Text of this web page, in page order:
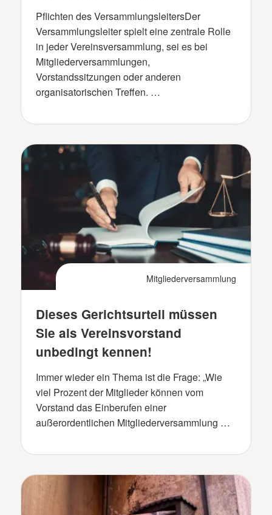
Pflichten des VersammlungsleitersDer
Versammlungsleiter spielt eine zentrale Rolle
in jeder Vereinsversammlung, sei es bei
Mitgliederversammlungen,
Vorstandssitzungen oder anderen
organisatorischen Treffen. …
Mitgliederversammlung
Dieses Gerichtsurteil müssen
Sie als Vereinsvorstand
unbedingt kennen!
Immer wieder ein Thema ist die Frage: „Wie
viel Prozent der Mitglieder können vom
Vorstand das Einberufen einer
außerordentlichen Mitgliederversammlung …